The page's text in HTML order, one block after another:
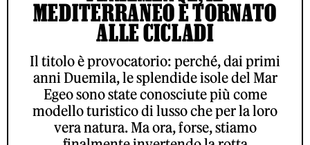
MEDITERRANEO È TORNATO
ALLE CICLADI
Il titolo è provocatorio: perché, dai primi
anni Duemila, le splendide isole del Mar
Egeo sono state conosciute più come
modello turistico di lusso che per la loro
vera natura. Ma ora, forse, stiamo